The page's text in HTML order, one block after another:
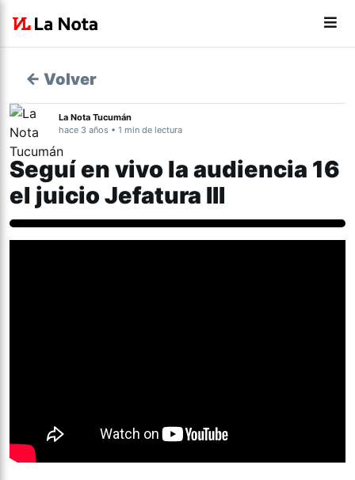
← Volver
La Nota Tucumán
hace 3 años • 1 min de lectura
Seguí en vivo la audiencia 16
el juicio Jefatura III
Derechos Humanos